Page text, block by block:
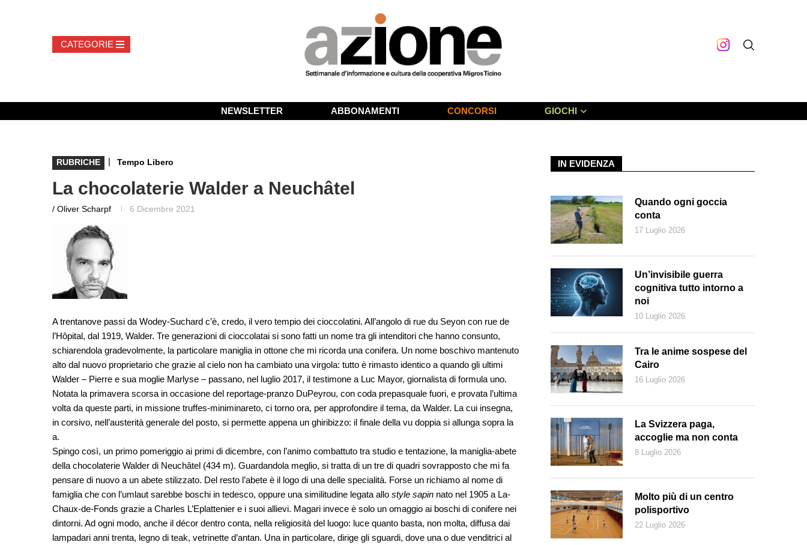
NEWSLETTER ABBONAMENTI CONCORSI GIOCHI
RUBRICHE | Tempo Libero
La chocolaterie Walder a Neuchâtel
/ Oliver Scharpf 6 Dicembre 2021
A trentanove passi da Wodey-Suchard c’è, credo, il vero tempio dei cioccolatini. All’angolo di rue du Seyon con rue de
l’Hôpital, dal 1919, Walder. Tre generazioni di cioccolatai si sono fatti un nome tra gli intenditori che hanno consunto,
schiarendola gradevolmente, la particolare maniglia in ottone che mi ricorda una conifera. Un nome boschivo mantenuto
alto dal nuovo proprietario che grazie al cielo non ha cambiato una virgola: tutto è rimasto identico a quando gli ultimi
Walder – Pierre e sua moglie Marlyse – passano, nel luglio 2017, il testimone a Luc Mayor, giornalista di formula uno.
Notata la primavera scorsa in occasione del reportage-pranzo DuPeyrou, con coda prepasquale fuori, e provata l’ultima
volta da queste parti, in missione truffes-miniminareto, ci torno ora, per approfondire il tema, da Walder. La cui insegna,
in corsivo, nell’austerità generale del posto, si permette appena un ghiribizzo: il finale della vu doppia si allunga sopra la
a.
Spingo così, un primo pomeriggio ai primi di dicembre, con l’animo combattuto tra studio e tentazione, la maniglia-abete
della chocolaterie Walder di Neuchâtel (434 m). Guardandola meglio, si tratta di un tre di quadri sovrapposto che mi fa
pensare di nuovo a un abete stilizzato. Del resto l’abete è il logo di una delle specialità. Forse un richiamo al nome di
famiglia che con l’umlaut sarebbe boschi in tedesco, oppure una similitudine legata allo style sapin nato nel 1905 a La-
Chaux-de-Fonds grazie a Charles L’Eplattenier e i suoi allievi. Magari invece è solo un omaggio ai boschi di conifere nei
dintorni. Ad ogni modo, anche il décor dentro conta, nella religiosità del luogo: luce quanto basta, non molta, diffusa dai
lampadari anni trenta, legno di teak, vetrinette d’antan. Una in particolare, dirige gli sguardi, dove una o due venditrici al
IN EVIDENZA
Quando ogni goccia
conta
17 Luglio 2026
Un’invisibile guerra
cognitiva tutto intorno a
noi
10 Luglio 2026
Tra le anime sospese del
Cairo
16 Luglio 2026
La Svizzera paga,
accoglie ma non conta
8 Luglio 2026
Molto più di un centro
polisportivo
22 Luglio 2026